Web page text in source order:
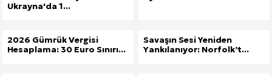
Ukrayna'da 1...
2026 Gümrük Vergisi
Hesaplama: 30 Euro Sınırı...
Savaşın Sesi Yeniden
Yankılanıyor: Norfolk’t...